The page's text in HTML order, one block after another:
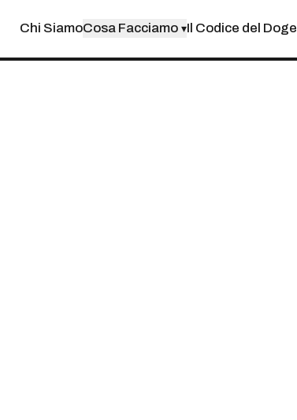
Chi SiamoCosa Facciamo ▾Il Codice del Doge